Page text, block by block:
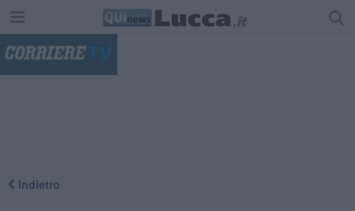
Indietro